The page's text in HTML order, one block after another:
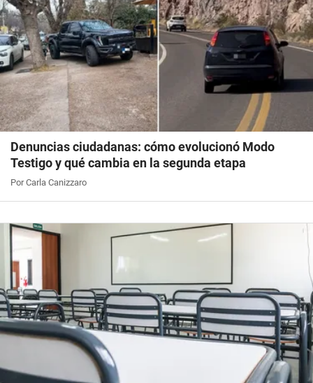
Denuncias ciudadanas: cómo evolucionó Modo
Testigo y qué cambia en la segunda etapa
Por Carla Canizzaro